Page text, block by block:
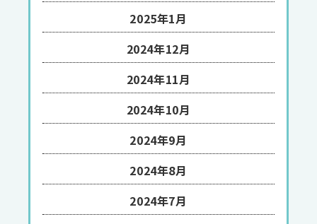
2025年1月
2024年12月
2024年11月
2024年10月
2024年9月
2024年8月
2024年7月